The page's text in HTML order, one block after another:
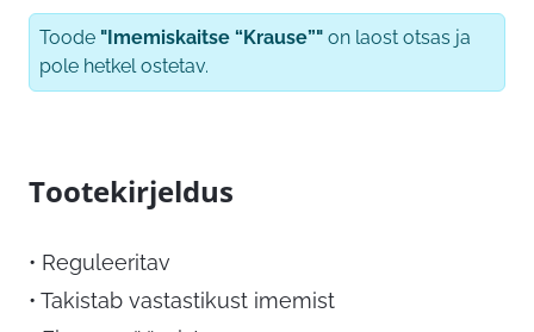
Toode "Imemiskaitse “Krause”" on laost otsas ja
pole hetkel ostetav.
Tootekirjeldus
• Reguleeritav
• Takistab vastastikust imemist